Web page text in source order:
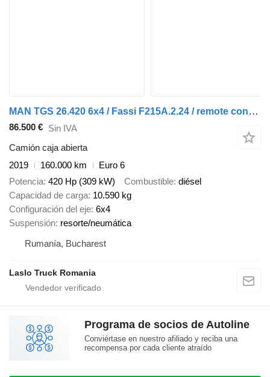
MAN TGS 26.420 6x4 / Fassi F215A.2.24 / remote control / Rotator / 1
86.500 € Sin IVA
Camión caja abierta
2019
160.000 km
Euro 6
Potencia 420 Hp (309 kW) Combustible diésel
Capacidad de carga 10.590 kg
Configuración del eje 6x4
Suspensión resorte/neumática
Rumanía, Bucharest
Laslo Truck Romania
Programa de socios de Autoline
Conviértase en nuestro afiliado y reciba una
recompensa por cada cliente atraído